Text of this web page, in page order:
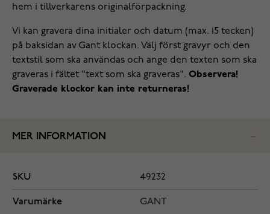
hem i tillverkarens originalförpackning.
Vi kan gravera dina initialer och datum (max. 15 tecken)
på baksidan av Gant klockan. Välj först gravyr och den
textstil som ska användas och ange den texten som ska
graveras i fältet "text som ska graveras". Observera!
Graverade klockor kan inte returneras!
MER INFORMATION
SKU 49232
Varumärke GANT